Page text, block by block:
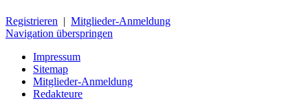
Registrieren | Mitglieder-Anmeldung
Navigation überspringen
Impressum
Sitemap
Mitglieder-Anmeldung
Redakteure